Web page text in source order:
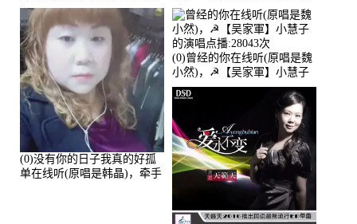
播:36次
(0)没有你的日子我真的好孤
单在线听(原唱是韩晶)，牵手
(0)曾经的你在线听(原唱是魏
小然)，☭【吴家軍】小慧子
的演唱点播:28043次